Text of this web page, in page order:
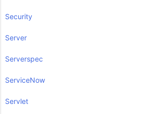
Security
Server
Serverspec
ServiceNow
Servlet